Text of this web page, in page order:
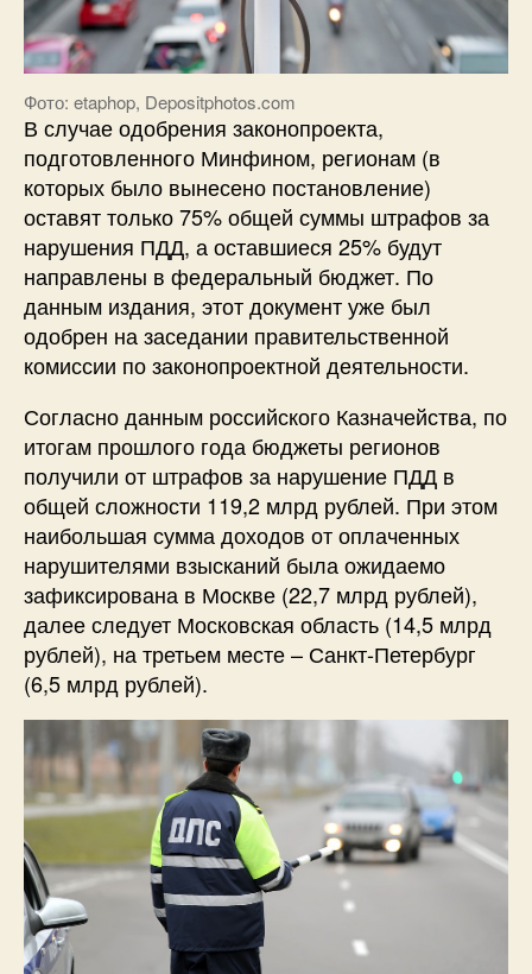
Фото: etaphop, Depositphotos.com
В случае одобрения законопроекта,
подготовленного Минфином, регионам (в
которых было вынесено постановление)
оставят только 75% общей суммы штрафов за
нарушения ПДД, а оставшиеся 25% будут
направлены в федеральный бюджет. По
данным издания, этот документ уже был
одобрен на заседании правительственной
комиссии по законопроектной деятельности.
Согласно данным российского Казначейства, по
итогам прошлого года бюджеты регионов
получили от штрафов за нарушение ПДД в
общей сложности 119,2 млрд рублей. При этом
наибольшая сумма доходов от оплаченных
нарушителями взысканий была ожидаемо
зафиксирована в Москве (22,7 млрд рублей),
далее следует Московская область (14,5 млрд
рублей), на третьем месте – Санкт-Петербург
(6,5 млрд рублей).